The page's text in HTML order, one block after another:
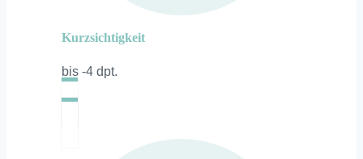
Kurzsichtigkeit
bis -4 dpt.